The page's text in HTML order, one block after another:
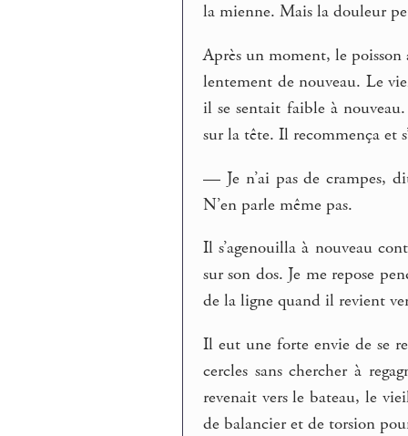
la mienne. Mais la douleur
Après un moment, le
lentement de nouveau. Le
il se sentait faible à
sur la tête. Il recommença et
— Je n’ai pas de crampes,
N’en parle même pas.
Il s’agenouilla à nouveau
sur son dos. Je me repose
de la ligne quand il revient
Il eut une forte envie de se
cercles sans chercher à
revenait vers le bateau, le
de balancier et de torsion